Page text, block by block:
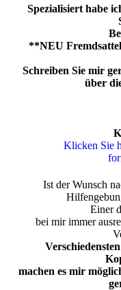
Spezialisiert habe
**NEU
Schreiben Sie mir
über
Klicken Sie
Ist der Wunsch
Einer
bei mir immer
machen es mir